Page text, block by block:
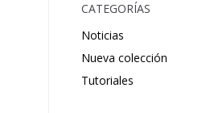
CATEGORÍAS
Noticias
Nueva colección
Tutoriales